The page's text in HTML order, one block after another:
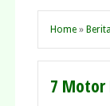
Home »
7 Motor